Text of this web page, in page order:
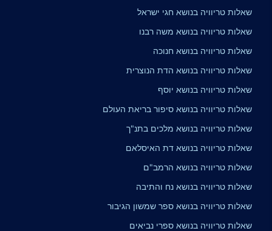
שאלות טריוויה בנושא חגי ישראל
שאלות טריוויה בנושא משה רבנו
שאלות טריוויה בנושא חנוכה
שאלות טריוויה בנושא הדת הנוצרית
שאלות טריוויה בנושא יוסף
שאלות טריוויה בנושא סיפור בריאת העולם
שאלות טריוויה בנושא מלכים בתנ"ך
שאלות טריוויה בנושא דת האיסלאם
שאלות טריוויה בנושא הרמב"ם
שאלות טריוויה בנושא נח והתיבה
שאלות טריוויה בנושא ספר שמשון הגיבור
שאלות טריוויה בנושא ספרי נביאים